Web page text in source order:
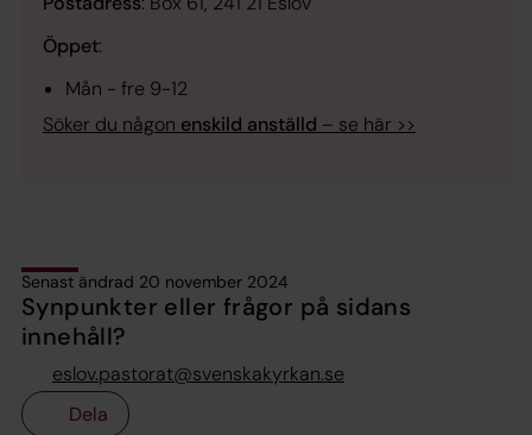
Öppet:
Mån - fre 9-12
Söker du någon enskild anställd – se här >>
Senast ändrad 20 november 2024
Synpunkter eller frågor på sidans
innehåll?
eslov.pastorat@svenskakyrkan.se
Dela